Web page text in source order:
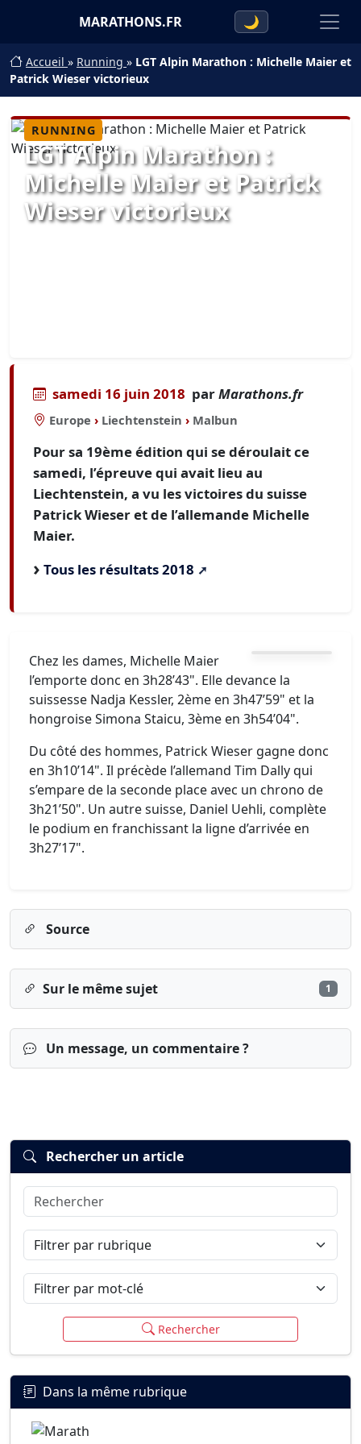
MARATHONS.FR 🌙
Accueil » Running » LGT Alpin Marathon : Michelle Maier et
Patrick Wieser victorieux
RUNNING
LGT Alpin Marathon :
Michelle Maier et Patrick
Wieser victorieux
samedi 16 juin 2018 parMarathons.fr
Europe › Liechtenstein › Malbun
Pour sa 19ème édition qui se déroulait ce
samedi, l’épreuve qui avait lieu au
Liechtenstein, a vu les victoires du suisse
Patrick Wieser et de l’allemande Michelle
Maier.
Tous les résultats 2018
Chez les dames, Michelle Maier
l’emporte donc en 3h28’43". Elle devance la
suissesse Nadja Kessler, 2ème en 3h47’59" et la
hongroise Simona Staicu, 3ème en 3h54’04".
Du côté des hommes, Patrick Wieser gagne donc
en 3h10’14". Il précède l’allemand Tim Dally qui
s’empare de la seconde place avec un chrono de
3h21’50". Un autre suisse, Daniel Uehli, complète
le podium en franchissant la ligne d’arrivée en
3h27’17".
Source
Sur le même sujet 1
Un message, un commentaire ?
Connexion
Rechercher un article
Rechercher
Filtrer par rubrique
Filtrer par mot-clé
Rechercher
Dans la même rubrique